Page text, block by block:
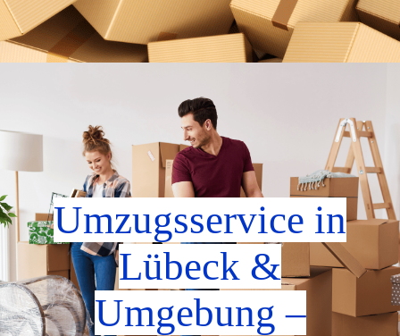
Umzugsservice in
Lübeck &
Umgebung –